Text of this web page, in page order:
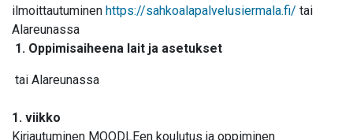
ilmoittautuminen https://sahkoalapalvelusiermala.fi/ tai
Alareunassa
1. Oppimisaiheena lait ja asetukset
tai Alareunassa
1. viikko
Kirjautuminen MOODLEen koulutus ja oppiminen